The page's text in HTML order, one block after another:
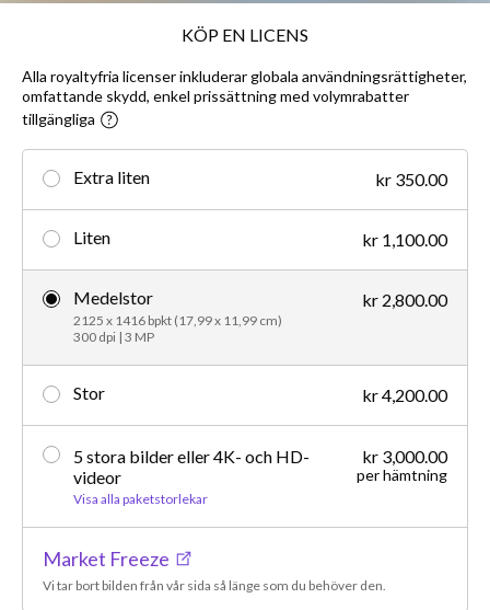
KÖP EN LICENS
Alla royaltyfria licenser inkluderar globala användningsrättigheter,
omfattande skydd, enkel prissättning med volymrabatter
tillgängliga
Extra liten kr 350.00
Liten kr 1,100.00
Medelstor
2125 x 1416 bpkt (17,99 x 11,99 cm)
300 dpi | 3 MP
kr 2,800.00
Stor kr 4,200.00
5 stora bilder eller 4K- och HD-
videor
Visa alla paketstorlekar
kr 3,000.00
per hämtning
Market Freeze
Vi tar bort bilden från vår sida så länge som du behöver den.